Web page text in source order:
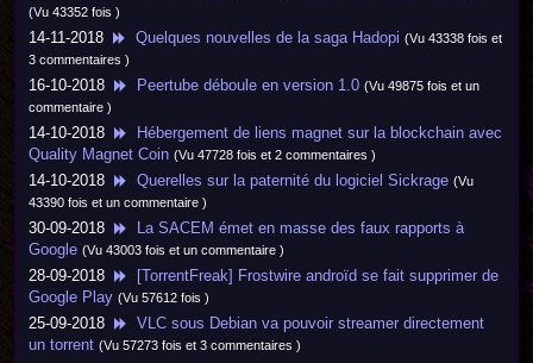
(Vu 43352 fois )
14-11-2018 Quelques nouvelles de la saga Hadopi (Vu 43338 fois et
3 commentaires )
16-10-2018 Peertube déboule en version 1.0 (Vu 49875 fois et un
commentaire )
14-10-2018
Hébergement de liens magnet sur la blockchain avec
Quality Magnet Coin (Vu 47728 fois et 2 commentaires )
14-10-2018 Querelles sur la paternité du logiciel Sickrage (Vu
43390 fois et un commentaire )
30-09-2018
La SACEM émet en masse des faux rapports à
Google (Vu 43003 fois et un commentaire )
28-09-2018
[TorrentFreak] Frostwire androïd se fait supprimer de
Google Play (Vu 57612 fois )
25-09-2018
VLC sous Debian va pouvoir streamer directement
un torrent (Vu 57273 fois et 3 commentaires )